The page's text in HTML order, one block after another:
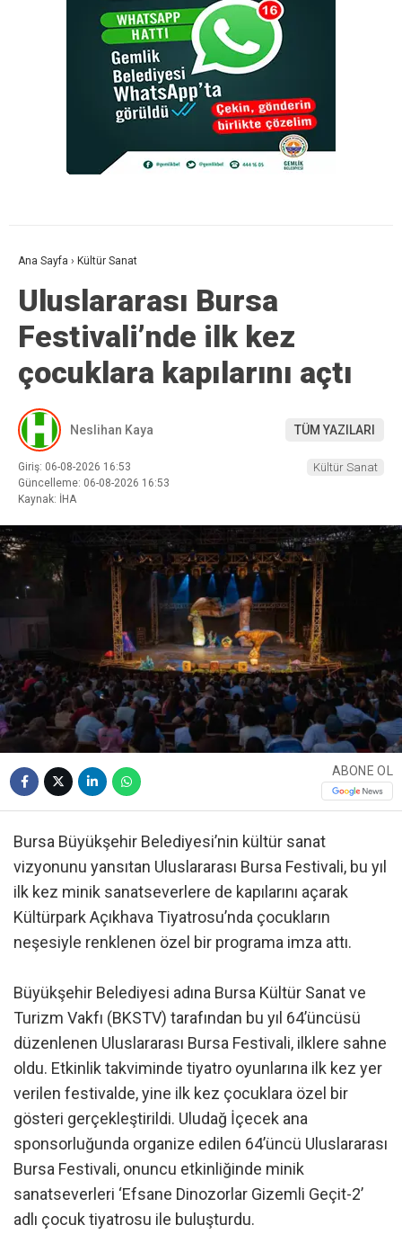
Ana Sayfa › Kültür Sanat
Uluslararası Bursa
Festivali’nde ilk kez
çocuklara kapılarını açtı
Neslihan Kaya TÜM YAZILARI
Giriş: 06-08-2026 16:53
Güncelleme: 06-08-2026 16:53
Kaynak: İHA
Kültür Sanat
ABONE OL
Bursa Büyükşehir Belediyesi’nin kültür sanat
vizyonunu yansıtan Uluslararası Bursa Festivali, bu yıl
ilk kez minik sanatseverlere de kapılarını açarak
Kültürpark Açıkhava Tiyatrosu’nda çocukların
neşesiyle renklenen özel bir programa imza attı.
Büyükşehir Belediyesi adına Bursa Kültür Sanat ve
Turizm Vakfı (BKSTV) tarafından bu yıl 64’üncüsü
düzenlenen Uluslararası Bursa Festivali, ilklere sahne
oldu. Etkinlik takviminde tiyatro oyunlarına ilk kez yer
verilen festivalde, yine ilk kez çocuklara özel bir
gösteri gerçekleştirildi. Uludağ İçecek ana
sponsorluğunda organize edilen 64’üncü Uluslararası
Bursa Festivali, onuncu etkinliğinde minik
sanatseverleri ‘Efsane Dinozorlar Gizemli Geçit-2’
adlı çocuk tiyatrosu ile buluşturdu.